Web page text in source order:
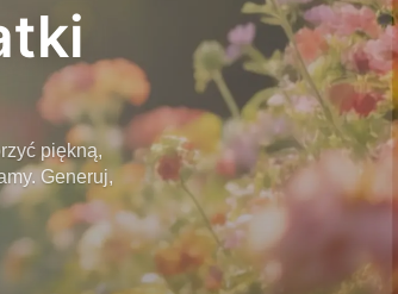
piękną,
Generuj,